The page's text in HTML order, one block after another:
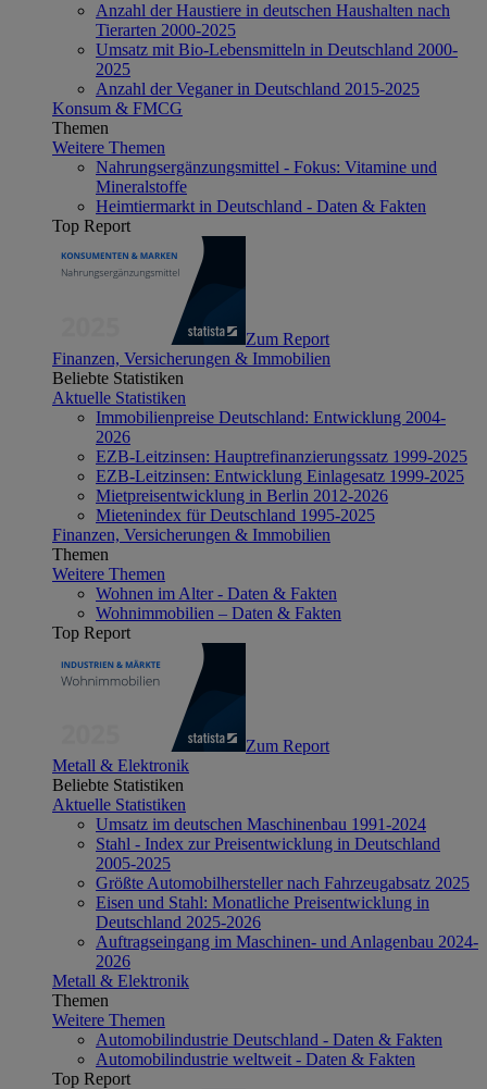
Anzahl der Haustiere in deutschen Haushalten nach
Tierarten 2000-2025
Umsatz mit Bio-Lebensmitteln in Deutschland 2000-
2025
Anzahl der Veganer in Deutschland 2015-2025
Konsum & FMCG
Themen
Weitere Themen
Nahrungsergänzungsmittel - Fokus: Vitamine und
Mineralstoffe
Heimtiermarkt in Deutschland - Daten & Fakten
Top Report
Zum Report
Finanzen, Versicherungen & Immobilien
Beliebte Statistiken
Aktuelle Statistiken
Immobilienpreise Deutschland: Entwicklung 2004-
2026
EZB-Leitzinsen: Hauptrefinanzierungssatz 1999-2025
EZB-Leitzinsen: Entwicklung Einlagesatz 1999-2025
Mietpreisentwicklung in Berlin 2012-2026
Mietenindex für Deutschland 1995-2025
Finanzen, Versicherungen & Immobilien
Themen
Weitere Themen
Wohnen im Alter - Daten & Fakten
Wohnimmobilien – Daten & Fakten
Top Report
Zum Report
Metall & Elektronik
Beliebte Statistiken
Aktuelle Statistiken
Umsatz im deutschen Maschinenbau 1991-2024
Stahl - Index zur Preisentwicklung in Deutschland
2005-2025
Größte Automobilhersteller nach Fahrzeugabsatz 2025
Eisen und Stahl: Monatliche Preisentwicklung in
Deutschland 2025-2026
Auftragseingang im Maschinen- und Anlagenbau 2024-
2026
Metall & Elektronik
Themen
Weitere Themen
Automobilindustrie Deutschland - Daten & Fakten
Automobilindustrie weltweit - Daten & Fakten
Top Report